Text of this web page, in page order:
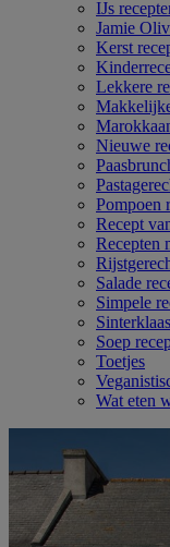
IJs
Jamie
Kerst
Lekkere
Nieuwe
Pompoen
Recept
Recepten
Salade
Simpele
Soep
Toetjes
Wat eten